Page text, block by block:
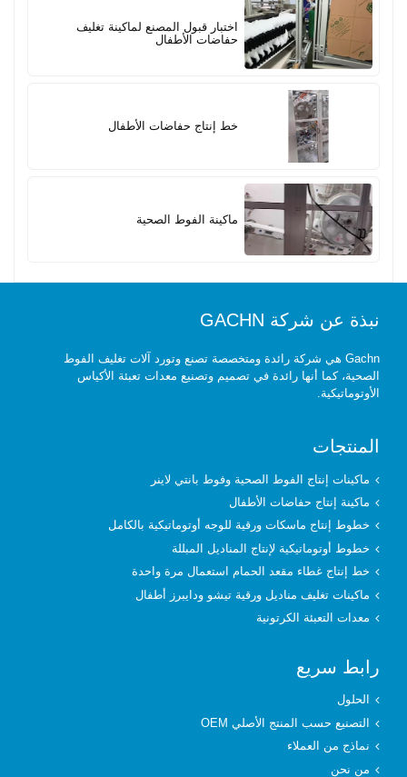
اختبار قبول المصنع لماكينة تغليف
حفاضات الأطفال
خط إنتاج حفاضات الأطفال
ماكينة الفوط الصحية
نبذة عن شركة GACHN
Gachn هي شركة رائدة ومتخصصة تصنع وتورد آلات تغليف الفوط
الصحية، كما أنها رائدة في تصميم وتصنيع معدات تعبئة الأكياس
الأوتوماتيكية.
المنتجات
ماكينات إنتاج الفوط الصحية وفوط بانتي لاينر
ماكينة إنتاج حفاضات الأطفال
خطوط إنتاج ماسكات ورقية للوجه أوتوماتيكية بالكامل
خطوط أوتوماتيكية لإنتاج المناديل المبللة
خط إنتاج غطاء مقعد الحمام استعمال مرة واحدة
ماكينات تغليف مناديل ورقية تيشو ودايبرز أطفال
معدات التعبئة الكرتونية
رابط سريع
الحلول
التصنيع حسب المنتج الأصلي OEM
نماذج من العملاء
من نحن